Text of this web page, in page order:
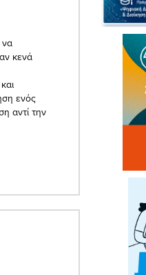
να
κενά
ενός
αντί την